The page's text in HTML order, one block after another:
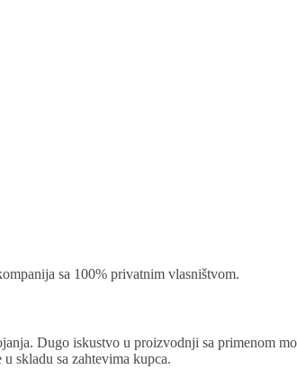
sa 100% privatnim vlasništvom.
Dugo iskustvo u proizvodnji sa primenom
skladu sa zahtevima kupca.